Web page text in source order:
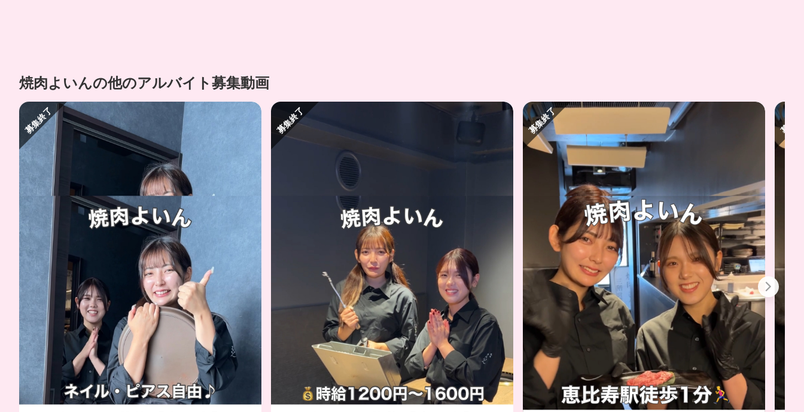
焼肉よいんの他のアルバイト募集動画
募集終了 募集終了 募集終了 募集